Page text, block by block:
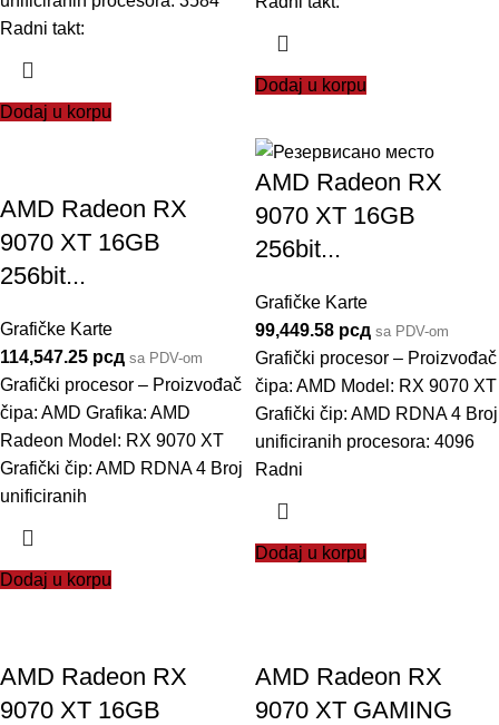
Radni takt:
Dodaj u korpu
Dodaj u korpu
AMD Radeon RX
9070 XT 16GB
256bit...
Grafičke Karte
114,547.25 рсд sa PDV-om
Grafički procesor – Proizvođač
čipa: AMD Grafika: AMD
Radeon Model: RX 9070 XT
Grafički čip: AMD RDNA 4 Broj
unificiranih
Dodaj u korpu
AMD Radeon RX
9070 XT 16GB
256bit...
Grafičke Karte
99,449.58 рсд sa PDV-om
Grafički procesor – Proizvođač
čipa: AMD Model: RX 9070 XT
Grafički čip: AMD RDNA 4 Broj
unificiranih procesora: 4096
Radni
Dodaj u korpu
AMD Radeon RX
9070 XT 16GB
AMD Radeon RX
9070 XT GAMING